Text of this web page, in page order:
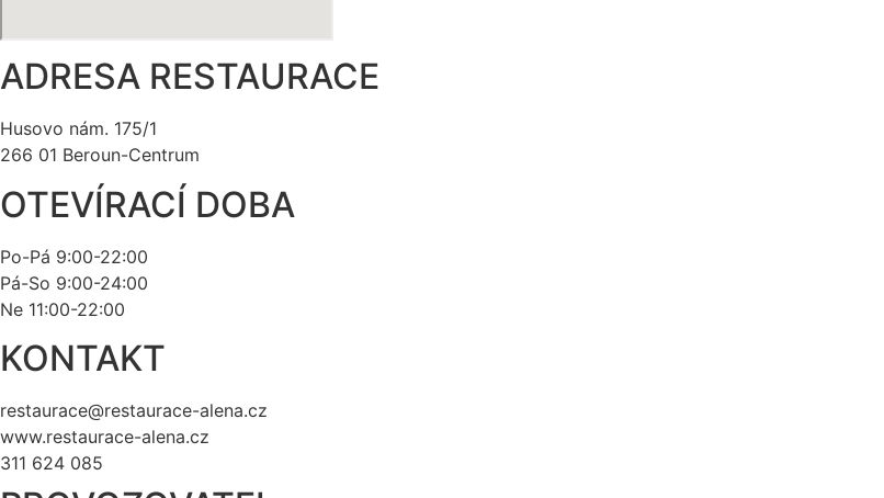
ADRESA RESTAURACE
Husovo nám. 175/1
266 01 Beroun-Centrum
OTEVÍRACÍ DOBA
Po-Pá 9:00-22:00
Pá-So 9:00-24:00
Ne 11:00-22:00
KONTAKT
restaurace@restaurace-alena.cz
www.restaurace-alena.cz
311 624 085